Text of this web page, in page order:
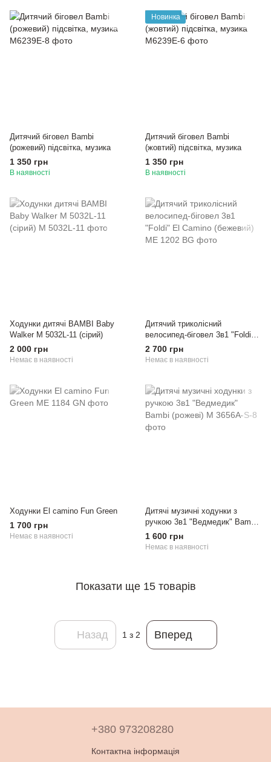
Дитячий біговел Bambi
(рожевий) підсвітка, музика
1 350 грн
В наявності
Новинка
Дитячий біговел Bambi
(жовтий) підсвітка, музика
1 350 грн
В наявності
Ходунки дитячі BAMBI Baby
Walker M 5032L-11 (сірий)
2 000 грн
Немає в наявності
Дитячий триколісний
велосипед-біговел 3в1 "Foldi"
El Camino (бежевий)
2 700 грн
Немає в наявності
Ходунки El camino Fun Green
1 700 грн
Немає в наявності
Дитячі музичні ходунки з
ручкою 3в1 "Ведмедик" Bambi
(рожеві)
1 600 грн
Немає в наявності
Показати ще 15 товарів
Назад 1 з 2 Вперед
+380 973208280
Контактна інформація